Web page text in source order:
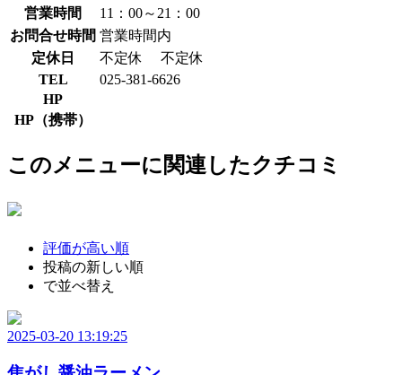
営業時間
11：00～21：00
お問合せ時間 営業時間内
定休日
不定休
不定休
TEL
025-381-6626
HP
HP（携帯）
このメニューに関連したクチコミ
評価が高い順
投稿の新しい順
で並べ替え
2025-03-20 13:19:25